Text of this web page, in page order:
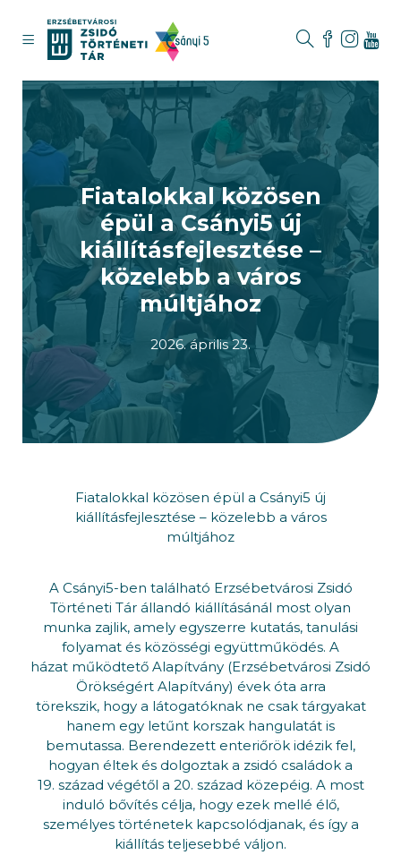
Fiatalokkal közösen
épül a Csányi5 új
kiállításfejlesztése –
közelebb a város
múltjához
2026. április 23.
Fiatalokkal közösen épül a Csányi5 új
kiállításfejlesztése – közelebb a város
múltjához
A Csányi5-ben található Erzsébetvárosi Zsidó
Történeti Tár állandó kiállításánál most olyan
munka zajlik, amely egyszerre kutatás, tanulási
folyamat és közösségi együttműködés. A
házat működtető Alapítvány (Erzsébetvárosi Zsidó
Örökségért Alapítvány) évek óta arra
törekszik, hogy a látogatóknak ne csak tárgyakat
hanem egy letűnt korszak hangulatát is
bemutassa. Berendezett enteriőrök idézik fel,
hogyan éltek és dolgoztak a zsidó családok a
19. század végétől a 20. század közepéig. A most
induló bővítés célja, hogy ezek mellé élő,
személyes történetek kapcsolódjanak, és így a
kiállítás teljesebbé váljon.